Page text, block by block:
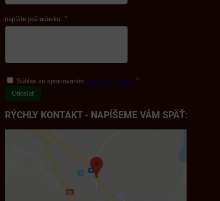
napíšte požiadavku: *
Súhlas so spracovaním osobných údajov *
Odoslať
RÝCHLY KONTAKT - NAPÍŠEME VÁM SPÄŤ: